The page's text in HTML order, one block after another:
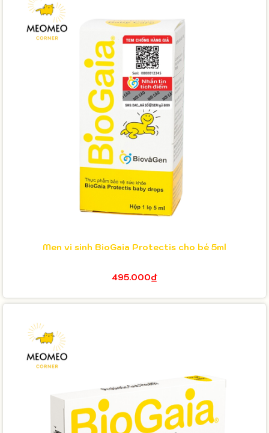
Men vi sinh BioGaia Protectis cho bé 5ml
495.000₫